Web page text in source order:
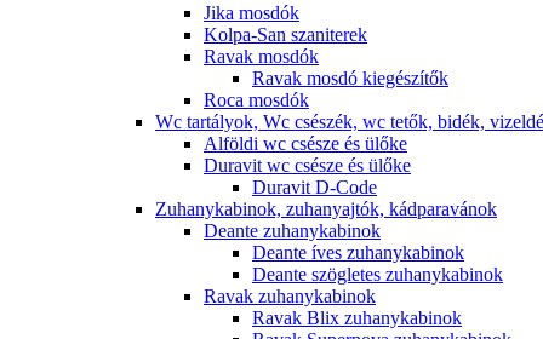
Jika mosdók
Kolpa-San szaniterek
Ravak mosdók
Ravak mosdó kiegészítők
Roca mosdók
Wc tartályok, Wc csészék, wc tetők, bidék,
Alföldi wc csésze és ülőke
Duravit wc csésze és ülőke
Duravit D-Code
Zuhanykabinok, zuhanyajtók, kádparavánok
Deante zuhanykabinok
Deante íves zuhanykabinok
Deante szögletes zuhanykabinok
Ravak zuhanykabinok
Ravak Blix zuhanykabinok